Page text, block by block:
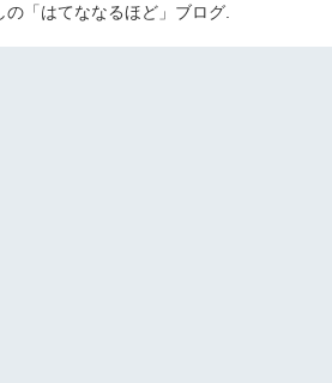
「はてななるほど」ブログ.